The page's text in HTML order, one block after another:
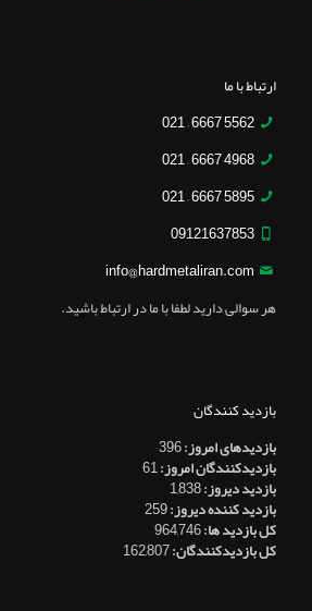
ارتباط با ما
5562 6667 – 021
4968 6667 – 021
5895 6667 – 021
09121637853
info@hardmetaliran.com
هر سوالی دارید لطفا با ما در ارتباط باشید.
بازدید کنندگان
بازدیدهای امروز:396
بازدیدکنندگان امروز:61
بازدید دیروز:1,838
بازدید کننده دیروز:259
کل بازدید ها:964,746
کل بازدیدکنند‌گان:162,807